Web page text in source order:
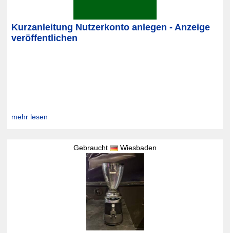
Kurzanleitung Nutzerkonto anlegen - Anzeige
veröffentlichen
mehr lesen
Gebraucht Wiesbaden